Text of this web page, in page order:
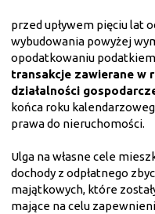
przed upływem pięciu lat
wybudowania powyżej
opodatkowaniu
transakcje zawierane w
działalności
końca roku
prawa do nieruchomości.
Ulga na własne cele
dochody z odpłatnego
majątkowych, które
mające na celu